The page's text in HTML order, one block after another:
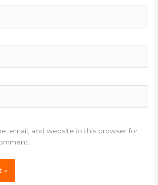
email, and website in this browser for